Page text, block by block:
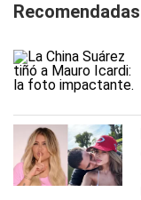
Recomendadas